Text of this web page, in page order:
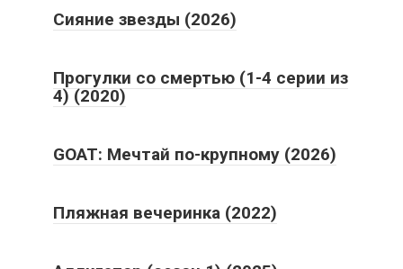
Сияние звезды (2026)
Прогулки со смертью (1-4 серии из
4) (2020)
GOAT: Мечтай по-крупному (2026)
Пляжная вечеринка (2022)